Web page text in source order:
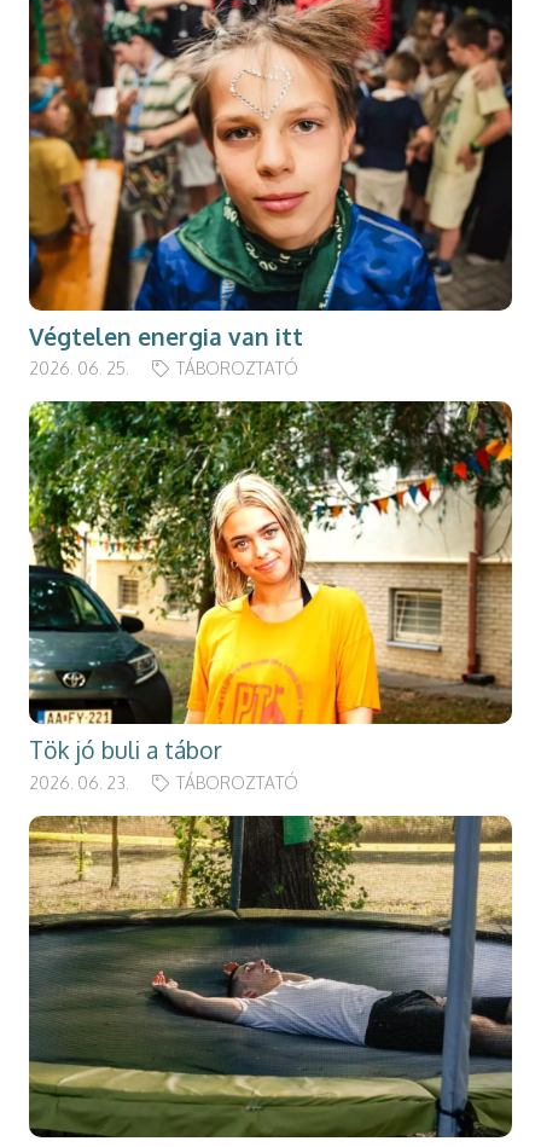
Végtelen energia van itt
2026. 06. 25. TÁBOROZTATÓ
Tök jó buli a tábor
2026. 06. 23. TÁBOROZTATÓ